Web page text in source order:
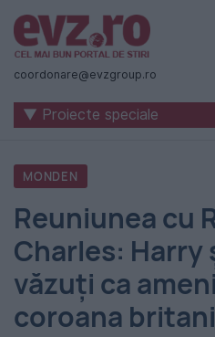
Știri
naționale
internaționale
România
-
Evenimentul
Zilei
coordonare@evzgroup.ro
▼ Proiecte speciale
MONDEN
Reuniunea cu
Charles: Harry
văzuți ca
coroana